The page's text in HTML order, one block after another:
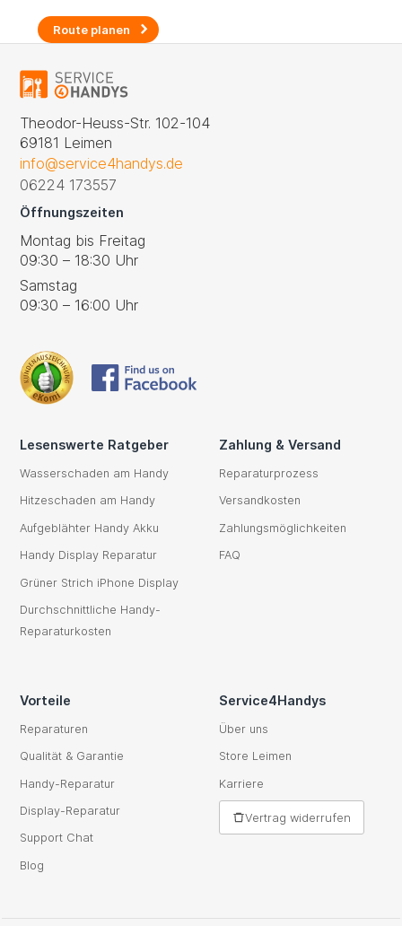
Route planen
Theodor-Heuss-Str. 102-104
69181 Leimen
info@service4handys.de
06224 173557
Öffnungszeiten
Montag bis Freitag
09:30 – 18:30 Uhr
Samstag
09:30 – 16:00 Uhr
Lesenswerte Ratgeber
Wasserschaden am Handy
Hitzeschaden am Handy
Aufgeblähter Handy Akku
Handy Display Reparatur
Grüner Strich iPhone Display
Durchschnittliche Handy-
Reparaturkosten
Zahlung & Versand
Reparaturprozess
Versandkosten
Zahlungsmöglichkeiten
FAQ
Vorteile
Reparaturen
Qualität & Garantie
Handy-Reparatur
Display-Reparatur
Support Chat
Blog
Service4Handys
Über uns
Store Leimen
Karriere
Vertrag widerrufen